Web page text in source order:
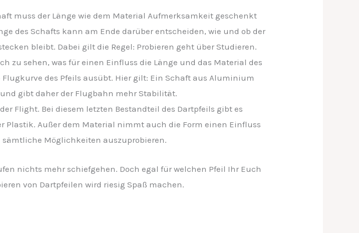
muss der Länge wie dem Material Aufmerksamkeit geschenkt
des Schafts kann am Ende darüber entscheiden, wie und ob der
bleibt. Dabei gilt die Regel: Probieren geht über Studieren.
zu sehen, was für einen Einfluss die Länge und das Material des
Flugkurve des Pfeils ausübt. Hier gilt: Ein Schaft aus Aluminium
gibt daher der Flugbahn mehr Stabilität.
Flight. Bei diesem letzten Bestandteil des Dartpfeils gibt es
Plastik. Außer dem Material nimmt auch die Form einen Einfluss
Möglichkeiten auszuprobieren.
nichts mehr schiefgehen. Doch egal für welchen Pfeil Ihr Euch
von Dartpfeilen wird riesig Spaß machen.